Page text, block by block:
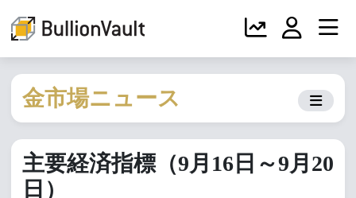
金市場ニュース
主要経済指標（9月16日～9月20
日）